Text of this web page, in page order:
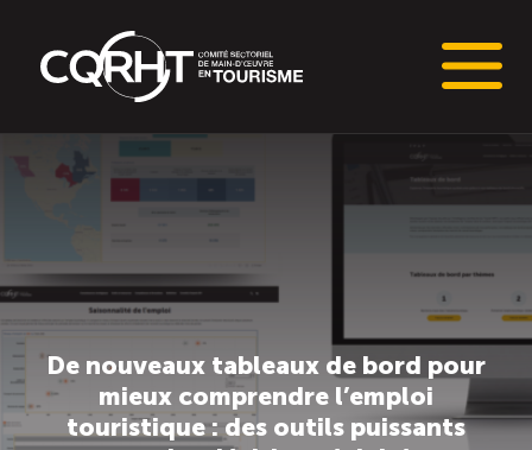
Connaissances stratégiques
Informations sur le marché du travail (IMT)
Tableaux de bord de l’industrie touristique
Main-d’oeuvre en tourisme
De nouveaux tableaux de bord pour
mieux comprendre l’emploi
touristique : des outils puissants